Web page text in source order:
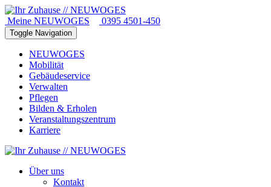
Meine NEUWOGES 0395 4501-450
Toggle Navigation
NEUWOGES
Mobilität
Gebäudeservice
Verwalten
Pflegen
Bilden & Erholen
Veranstaltungszentrum
Karriere
Über uns
Kontakt